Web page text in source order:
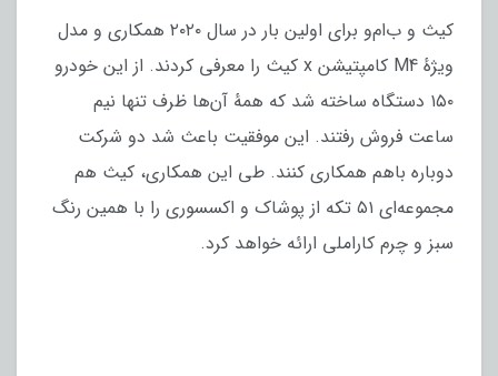
کیث و ب‌ام‌و برای اولین بار در سال ۲۰۲۰ همکاری و مدل
ویژهٔ M4 کامپتیشن x کیث را معرفی کردند. از این خودرو
۱۵۰ دستگاه ساخته شد که همهٔ آن‌ها ظرف تنها نیم
ساعت فروش رفتند. این موفقیت باعث شد دو شرکت
دوباره باهم همکاری کنند. طی این همکاری، کیث هم
مجموعه‌ای ۵۱ تکه از پوشاک و اکسسوری را با همین رنگ
سبز و چرم کاراملی ارائه خواهد کرد.